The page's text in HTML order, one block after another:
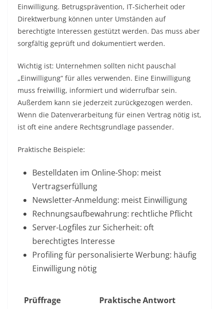
Einwilligung. Betrugsprävention, IT-Sicherheit oder
Direktwerbung können unter Umständen auf
berechtigte Interessen gestützt werden. Das muss aber
sorgfältig geprüft und dokumentiert werden.
Wichtig ist: Unternehmen sollten nicht pauschal
„Einwilligung“ für alles verwenden. Eine Einwilligung
muss freiwillig, informiert und widerrufbar sein.
Außerdem kann sie jederzeit zurückgezogen werden.
Wenn die Datenverarbeitung für einen Vertrag nötig ist,
ist oft eine andere Rechtsgrundlage passender.
Praktische Beispiele:
Bestelldaten im Online-Shop: meist
Vertragserfüllung
Newsletter-Anmeldung: meist Einwilligung
Rechnungsaufbewahrung: rechtliche Pflicht
Server-Logfiles zur Sicherheit: oft
berechtigtes Interesse
Profiling für personalisierte Werbung: häufig
Einwilligung nötig
Prüffrage
Praktische Antwort